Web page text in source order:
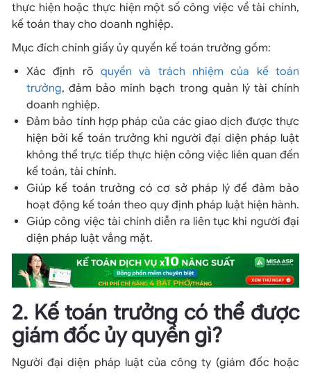
thực hiện hoặc thực hiện một số công việc về tài chính,
kế toán thay cho doanh nghiệp.
Mục đích chính giấy ủy quyền kế toán trưởng gồm:
Xác định rõ quyền và trách nhiệm của kế toán
trưởng, đảm bảo minh bạch trong quản lý tài chính
doanh nghiệp.
Đảm bảo tính hợp pháp của các giao dịch được thực
hiện bởi kế toán trưởng khi người đại diện pháp luật
không thể trực tiếp thực hiện công việc liên quan đến
kế toán, tài chính.
Giúp kế toán trưởng có cơ sở pháp lý để đảm bảo
hoạt động kế toán theo quy định pháp luật hiện hành.
Giúp công việc tài chính diễn ra liên tục khi người đại
diện pháp luật vắng mặt.
2. Kế toán trưởng có thể được
giám đốc ủy quyền gì?
Người đại diện pháp luật của công ty (giám đốc hoặc